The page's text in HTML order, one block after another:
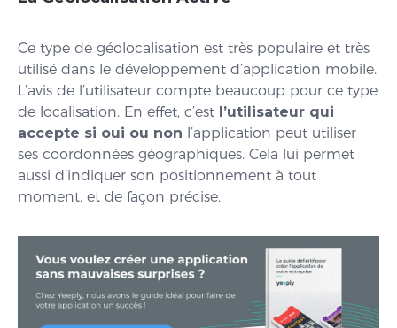
Ce type de géolocalisation est très populaire et très
utilisé dans le développement d’application mobile.
L’avis de l’utilisateur compte beaucoup pour ce type
de localisation. En effet, c’est l’utilisateur qui
accepte si oui ou non l’application peut utiliser
ses coordonnées géographiques. Cela lui permet
aussi d’indiquer son positionnement à tout
moment, et de façon précise.